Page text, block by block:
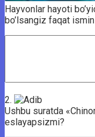
Hayvonlar hayoti
bo’lsangiz faqat
2.
Ushbu suratda
eslayapsizmi?